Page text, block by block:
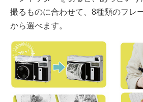
撮るものに合わせて、8種類のフレ
から選べます。